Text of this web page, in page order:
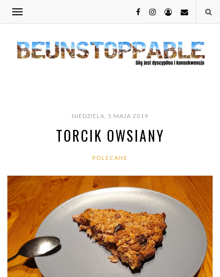
NIEDZIELA, 5 MAJA 2019
TORCIK OWSIANY
POLECANE